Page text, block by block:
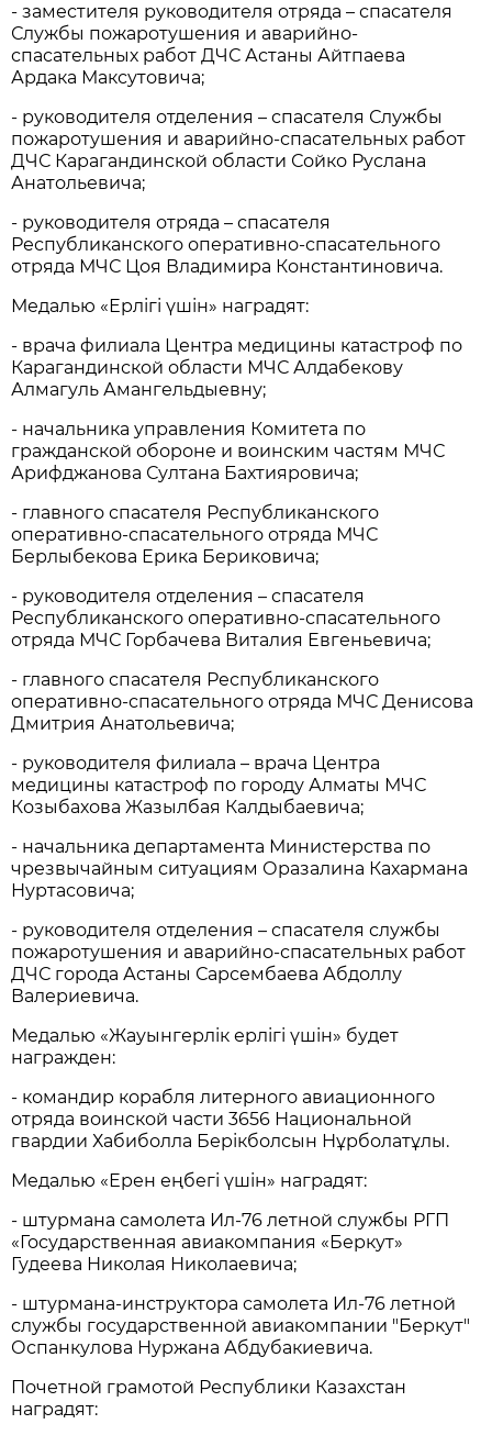
- заместителя руководителя отряда – спасателя
Службы пожаротушения и аварийно-
спасательных работ ДЧС Астаны Айтпаева
Ардака Максутовича;
- руководителя отделения – спасателя Службы
пожаротушения и аварийно-спасательных работ
ДЧС Карагандинской области Сойко Руслана
Анатольевича;
- руководителя отряда – спасателя
Республиканского оперативно-спасательного
отряда МЧС Цоя Владимира Константиновича.
Медалью «Ерлігі үшін» наградят:
- врача филиала Центра медицины катастроф по
Карагандинской области МЧС Алдабекову
Алмагуль Амангельдыевну;
- начальника управления Комитета по
гражданской обороне и воинским частям МЧС
Арифджанова Султана Бахтияровича;
- главного спасателя Республиканского
оперативно-спасательного отряда МЧС
Берлыбекова Ерика Бериковича;
- руководителя отделения – спасателя
Республиканского оперативно-спасательного
отряда МЧС Горбачева Виталия Евгеньевича;
- главного спасателя Республиканского
оперативно-спасательного отряда МЧС Денисова
Дмитрия Анатольевича;
- руководителя филиала – врача Центра
медицины катастроф по городу Алматы МЧС
Козыбахова Жазылбая Калдыбаевича;
- начальника департамента Министерства по
чрезвычайным ситуациям Оразалина Кахармана
Нуртасовича;
- руководителя отделения – спасателя службы
пожаротушения и аварийно-спасательных работ
ДЧС города Астаны Сарсембаева Абдоллу
Валериевича.
Медалью «Жауынгерлік ерлігі үшін» будет
награжден:
- командир корабля литерного авиационного
отряда воинской части 3656 Национальной
гвардии Хабиболла Берікболсын Нұрболатұлы.
Медалью «Ерен еңбегі үшін» наградят:
- штурмана самолета Ил-76 летной службы РГП
«Государственная авиакомпания «Беркут»
Гудеева Николая Николаевича;
- штурмана-инструктора самолета Ил-76 летной
службы государственной авиакомпании "Беркут"
Оспанкулова Нуржана Абдубакиевича.
Почетной грамотой Республики Казахстан
наградят: